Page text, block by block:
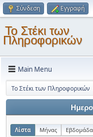
Σύνδεση Εγγραφή
Το Στέκι των
Πληροφορικών
Main Menu
Το Στέκι των Πληροφορικών
Λίστα Μήνας Εβδομάδα